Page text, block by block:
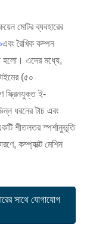
মোটর ব্যবহারের
এবং রৈখিক কম্পন
হলো। এদের মধ্যে,
(৫০
স্ক্রিনযুক্ত ই-
ধরনের টাচ এবং
শীতলতর স্পর্শানুভূতি
কম্প্যাক্ট মেশিন
সাথে যোগাযোগ